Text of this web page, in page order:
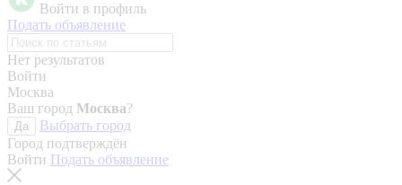
Войти в профиль
Подать объявление
Нет результатов
Войти
Москва
Ваш город Москва?
Да
Выбрать город
Город подтверждён
Войти Подать объявление